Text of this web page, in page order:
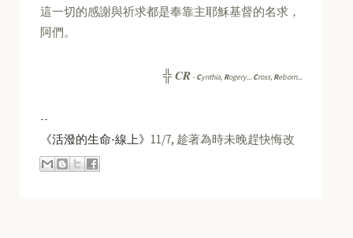
這一切的感謝與祈求都是奉靠主耶穌基督的名求，
阿們。
╬CR -Cynthia, Rogery... Cross, Reborn...
--
《活潑的生命-線上》 11/7, 趁著為時未晚趕快悔改